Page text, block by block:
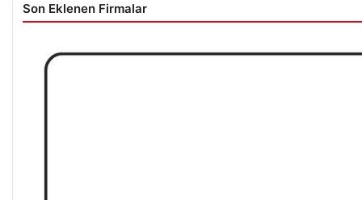
Son Eklenen Firmalar